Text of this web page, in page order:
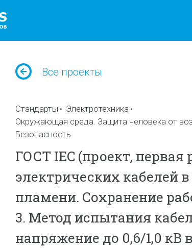
Все проекты
Стандарты
Электротехника
Окружающая среда. Защита человека от
Безопасность
ГОСТ IEC (проект,
электрических кабелей
пламени. Сохранение
3. Метод испытания
напряжение до 0,6/1,0 кВ